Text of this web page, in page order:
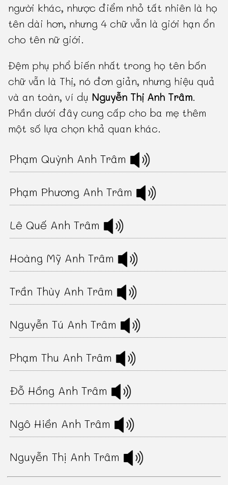
người khác, nhược điểm nhỏ tất nhiên là họ
tên dài hơn, nhưng 4 chữ vẫn là giới hạn ổn
cho tên nữ giới.
Đệm phụ phổ biến nhất trong họ tên bốn
chữ vẫn là Thị, nó đơn giản, nhưng hiệu quả
và an toàn, ví dụ Nguyễn Thị Anh Trâm.
Phần dưới đây cung cấp cho ba mẹ thêm
một số lựa chọn khả quan khác.
Phạm Quỳnh Anh Trâm
Phạm Phương Anh Trâm
Lê Quế Anh Trâm
Hoàng Mỹ Anh Trâm
Trần Thùy Anh Trâm
Nguyễn Tú Anh Trâm
Phạm Thu Anh Trâm
Đỗ Hồng Anh Trâm
Ngô Hiền Anh Trâm
Nguyễn Thị Anh Trâm